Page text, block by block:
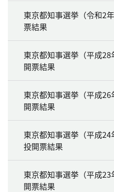
東京都知事選挙（令和2
票結果
東京都知事選挙（平成
開票結果
東京都知事選挙（平成
開票結果
東京都知事選挙（平成
投開票結果
東京都知事選挙（平成
開票結果